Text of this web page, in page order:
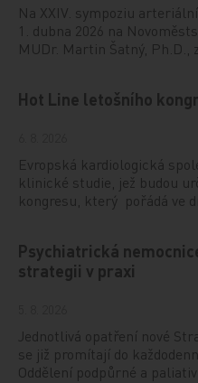
Na XXIV. sympoziu
1. dubna 2026 na
MUDr. Martin Šatný, Ph.D.,
Hot Line letošního
Evropská kardiologická
klinické studie, jež budou
kongresu, který pořádá ve
Psychiatrická
strategii v praxi
Jednotlivá opatření nové
se již promítají do
Oddělení podpůrné a